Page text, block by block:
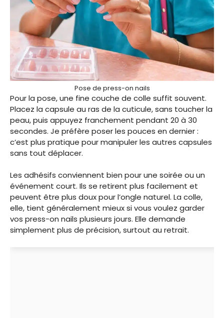
Pose de press-on nails
Pour la pose, une fine couche de colle suffit souvent.
Placez la capsule au ras de la cuticule, sans toucher la
peau, puis appuyez franchement pendant 20 à 30
secondes. Je préfère poser les pouces en dernier :
c’est plus pratique pour manipuler les autres capsules
sans tout déplacer.
Les adhésifs conviennent bien pour une soirée ou un
événement court. Ils se retirent plus facilement et
peuvent être plus doux pour l’ongle naturel. La colle,
elle, tient généralement mieux si vous voulez garder
vos press-on nails plusieurs jours. Elle demande
simplement plus de précision, surtout au retrait.